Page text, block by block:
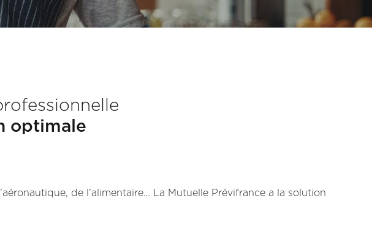
optimale
de l’alimentaire… La Mutuelle Prévifrance a la solution